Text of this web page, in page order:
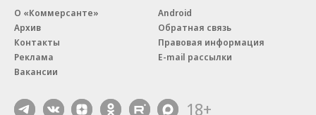
О «Коммерсанте»
Архив
Контакты
Реклама
Вакансии
Android
Обратная связь
Правовая информация
E-mail рассылки
18+